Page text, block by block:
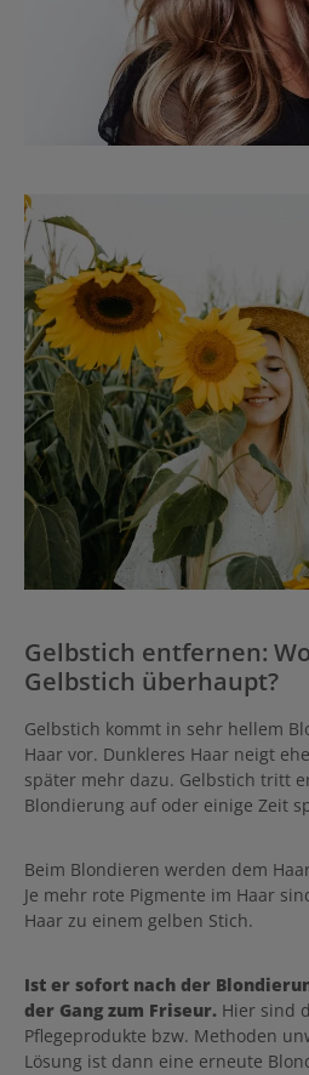
Gelbstich entfernen:
Gelbstich überhaupt?
Gelbstich kommt in sehr hellem
Haar vor. Dunkleres Haar neigt
später mehr dazu. Gelbstich tritt
Blondierung auf oder einige Zeit
Beim Blondieren werden dem
Je mehr rote Pigmente im Haar
Haar zu einem gelben Stich.
Ist er sofort nach der
der Gang zum Friseur. Hier sind
Pflegeprodukte bzw. Methoden
Lösung ist dann eine erneute